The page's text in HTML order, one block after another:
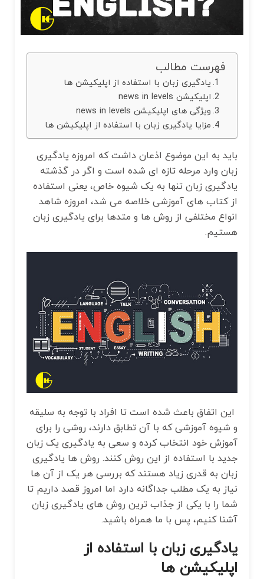
فهرست مطالب
یادگیری زبان با استفاده از اپلیکیشن ها
اپلیکیشن news in levels
ویژگی های اپلیکیشن news in levels
مزایا یادگیری زبان با استفاده از اپلیکیشن ها
باید به این موضوع اذعان داشت که امروزه یادگیری
زبان وارد مرحله تازه ‌ای شده است و اگر در گذشته
یادگیری زبان تنها به یک شیوه خاص، یعنی استفاده
از کتاب‌ های آموزشی خلاصه می شد، امروزه شاهد
انواع مختلفی از روش ها و متدها برای یادگیری زبان
هستیم.
این اتفاق باعث شده است تا افراد با توجه به سلیقه
و شیوه آموزشی که با آن تطابق دارند، روشی را برای
آموزش خود انتخاب کرده و سعی به یادگیری یک زبان
جدید با استفاده از این روش کنند. روش ها یادگیری
زبان به قدری زیاد هستند که بررسی هر یک از آن‌ ها
نیاز به یک مطلب جداگانه دارد اما امروز قصد داریم تا
شما را با یکی از جذاب ترین روش های یادگیری زبان
آشنا کنیم، پس با ما همراه باشید.
یادگیری زبان با استفاده از
اپلیکیشن ها